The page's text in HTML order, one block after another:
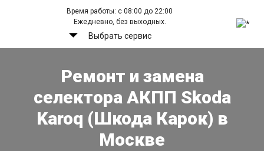
Время работы: с 08:00 до 22:00
Ежедневно, без выходных.
Выбрать сервис
Ремонт и замена
селектора АКПП Skoda
Karoq (Шкода Карок) в
Москве